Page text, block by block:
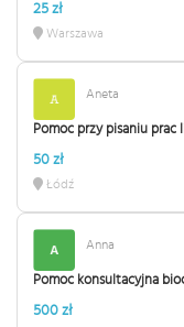
25 zł
Warszawa
Aneta
Pomoc przy pisaniu prac
50 zł
Łódź
Anna
Pomoc konsultacyjna
500 zł